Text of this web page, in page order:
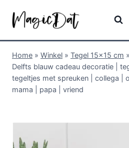
Home » Winkel » Tegel 15x15 cm »
Delfts blauw cadeau decoratie |
tegeltjes met spreuken | collega |
mama | papa | vriend